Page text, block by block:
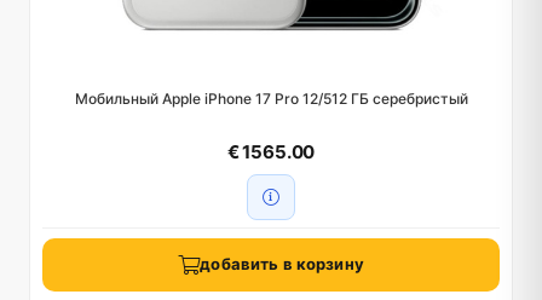
Мобильный Apple iPhone 17 Pro 12/512 ГБ серебристый
€ 1565.00
добавить в корзину